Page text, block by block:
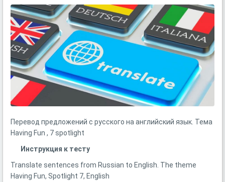
Перевод предложений с русского на английский язык. Тема
Having Fun , 7 spotlight
Инструкция к тесту
Translate sentences from Russian to English. The theme
Having Fun, Spotlight 7, English